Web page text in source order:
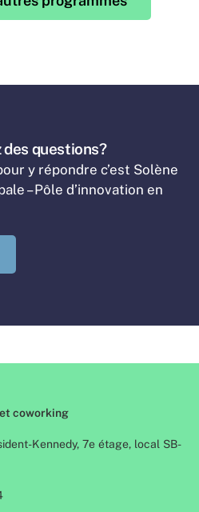
des questions?
y répondre c’est Solène
– Pôle d’innovation en
coworking
Kennedy, 7e étage, local SB-